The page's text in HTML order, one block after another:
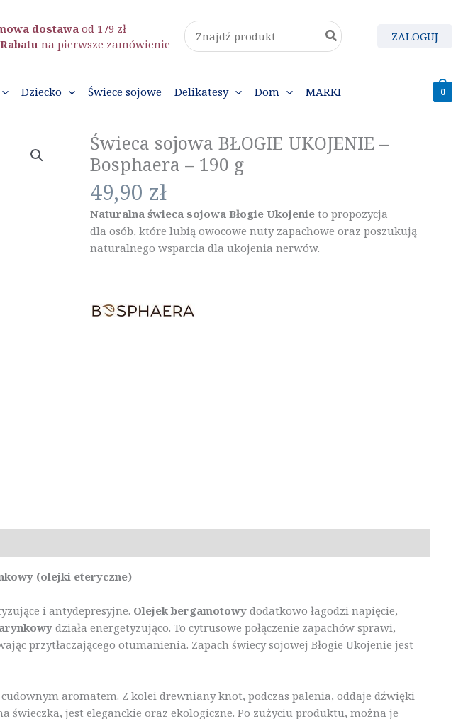
dostawa od 179 zł
na pierwsze zamówienie
Search
for:
ZALOGUJ
Dziecko Świece sojowe Delikatesy Dom MARKI 0
Świeca sojowa BŁOGIE UKOJENIE –
Bosphaera – 190 g
49,90 zł
Naturalna świeca sojowa Błogie Ukojenieto propozycja
dla osób, które lubią owocowe nuty zapachowe oraz poszukują
naturalnego wsparcia dla ukojenia nerwów.
(olejki eteryczne)
i antydepresyjne. Olejek bergamotowy dodatkowo łagodzi napięcie,
działa energetyzująco. To cytrusowe połączenie zapachów sprawi,
przytłaczającego otumanienia. Zapach świecy sojowej Błogie Ukojenie jest
aromatem. Z kolei drewniany knot, podczas palenia, oddaje dźwięki
świeczka, jest eleganckie oraz ekologiczne. Po zużyciu produktu, można je